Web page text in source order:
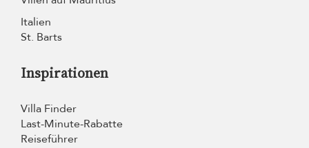
Italien
St. Barts
Inspirationen
Villa Finder
Last-Minute-Rabatte
Reiseführer